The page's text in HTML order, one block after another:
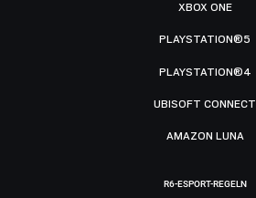
XBOX ONE
PLAYSTATION®5
PLAYSTATION®4
UBISOFT CONNECT
AMAZON LUNA
R6-ESPORT-REGELN